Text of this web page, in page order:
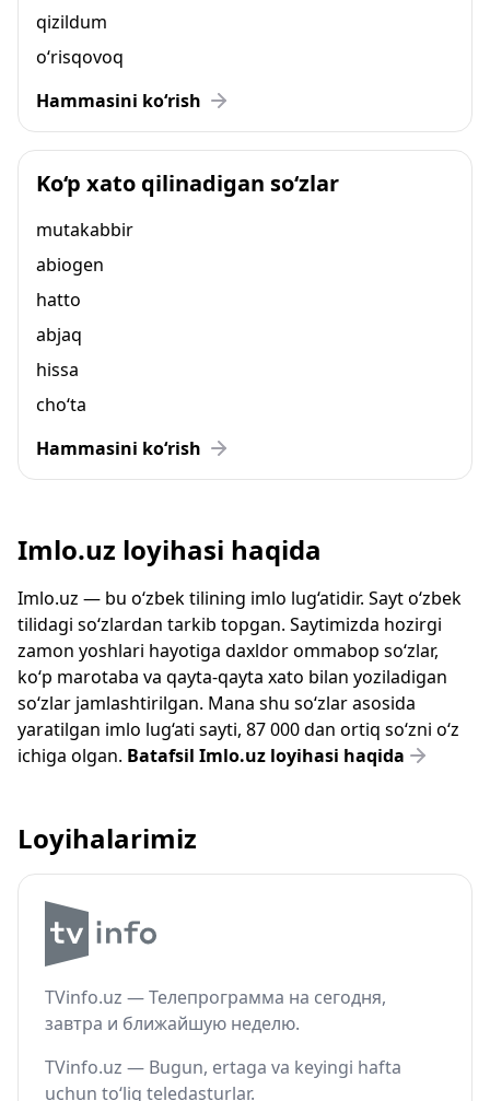
qizildum
o‘risqovoq
Hammasini ko‘rish
Ko‘p xato qilinadigan so‘zlar
mutakabbir
abiogen
hatto
abjaq
hissa
cho‘ta
Hammasini ko‘rish
Imlo.uz loyihasi haqida
Imlo.uz — bu o‘zbek tilining imlo lug‘atidir. Sayt o‘zbek
tilidagi so‘zlardan tarkib topgan. Saytimizda hozirgi
zamon yoshlari hayotiga daxldor ommabop so‘zlar,
ko‘p marotaba va qayta-qayta xato bilan yoziladigan
so‘zlar jamlashtirilgan. Mana shu so‘zlar asosida
yaratilgan imlo lug‘ati sayti, 87 000 dan ortiq so‘zni o‘z
ichiga olgan. Batafsil Imlo.uz loyihasi haqida
Loyihalarimiz
TVinfo.uz — Телепрограмма на сегодня,
завтра и ближайшую неделю.
TVinfo.uz — Bugun, ertaga va keyingi hafta
uchun to‘liq teledasturlar.